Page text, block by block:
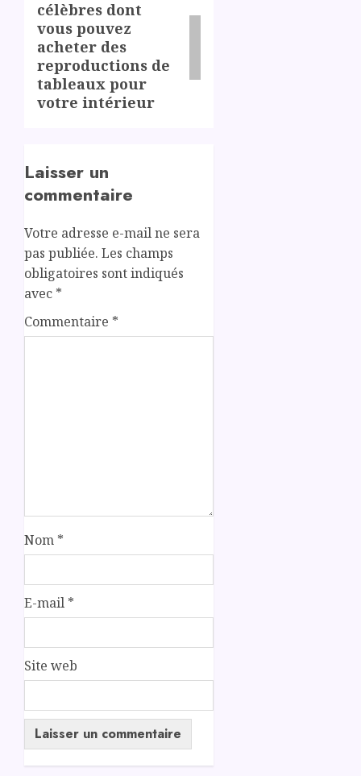
post:
célèbres dont
vous pouvez
acheter des
reproductions de
tableaux pour
votre intérieur
Laisser un
commentaire
Votre adresse e-mail ne sera
pas publiée. Les champs
obligatoires sont indiqués
avec *
Commentaire *
Nom *
E-mail *
Site web